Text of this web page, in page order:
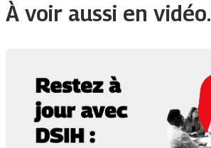
À voir aussi en vidéo.